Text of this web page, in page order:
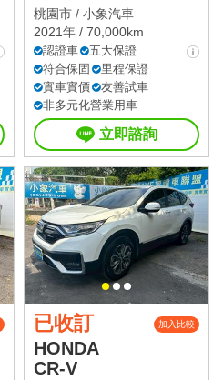
桃園市 / 小象汽車
2021年 / 70,000km
認證車
五大保證
符合保固
里程保證
實車實價
友善試車
非多元化營業用車
立即諮詢
已收訂 加入比較
HONDA
CR-V